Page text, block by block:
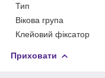
Тип
Вікова група
Клейовий фіксатор
Приховати